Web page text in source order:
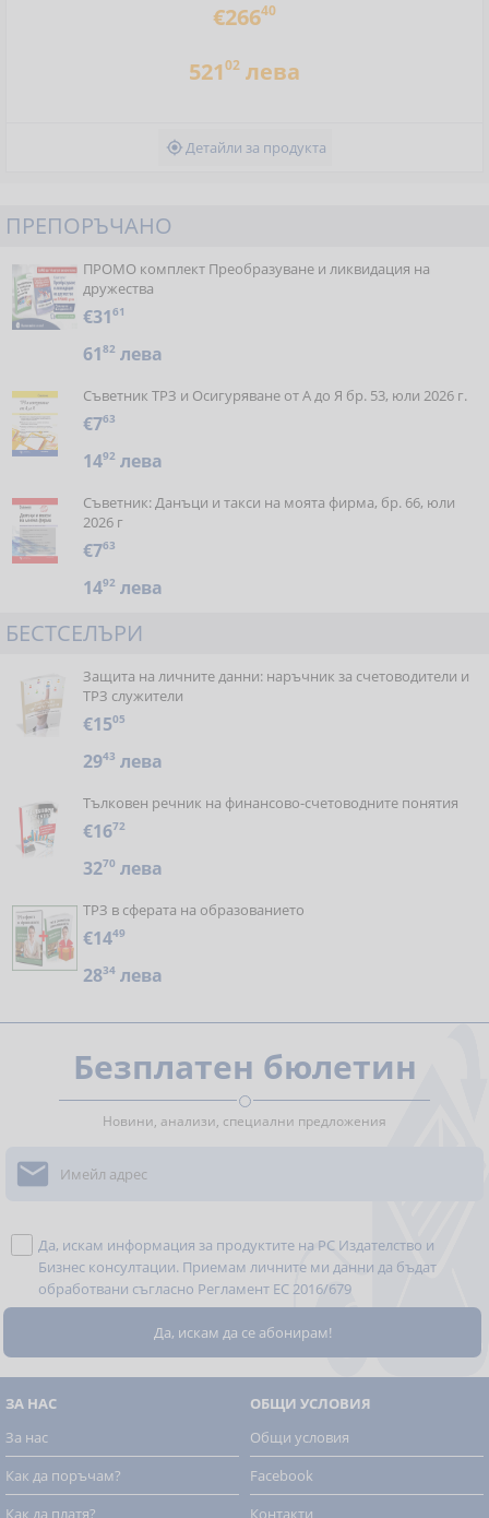
€26640
52102 лева
Детайли за продукта
ПРЕПОРЪЧАНО
ПРОМО комплект Преобразуване и ликвидация на
дружества
€3161
6182 лева
Съветник ТРЗ и Осигуряване от А до Я бр. 53, юли 2026 г.
€763
1492 лева
Съветник: Данъци и такси на моята фирма, бр. 66, юли
2026 г
€763
1492 лева
БЕСТСЕЛЪРИ
Защита на личните данни: наръчник за счетоводители и
ТРЗ служители
€1505
2943 лева
Тълковен речник на финансово-счетоводните понятия
€1672
3270 лева
ТРЗ в сферата на образованието
€1449
2834 лева
Безплатен бюлетин
Новини, анализи, специални предложения

Да, искам информация за продуктите на РС Издателство и
Бизнес консултации. Приемам личните ми данни да бъдат
обработвани съгласно Регламент ЕС 2016/679
ЗА НАС
За нас
Как да поръчам?
Как да платя?
ОБЩИ УСЛОВИЯ
Общи условия
Facebook
Контакти